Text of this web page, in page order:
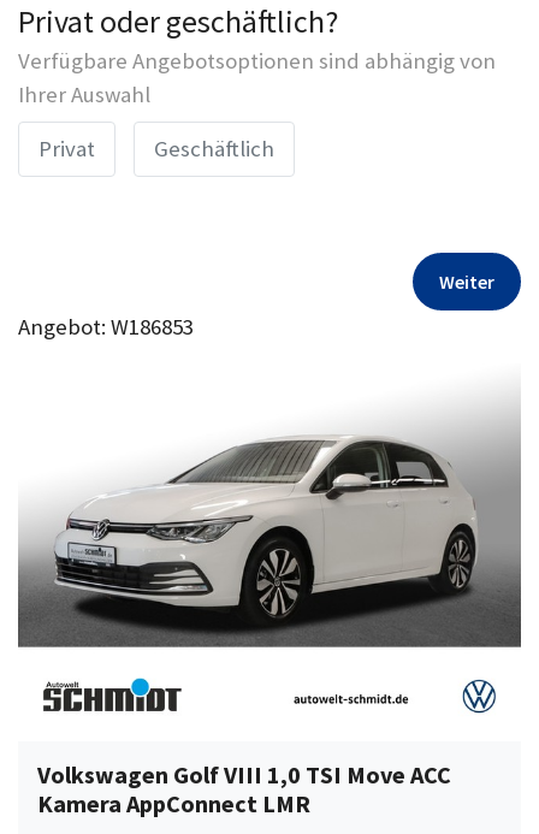
Privat oder geschäftlich?
Verfügbare Angebotsoptionen sind abhängig von
Ihrer Auswahl
Privat
Geschäftlich
Weiter
Angebot: W186853
Volkswagen Golf VIII 1,0 TSI Move ACC
Kamera AppConnect LMR